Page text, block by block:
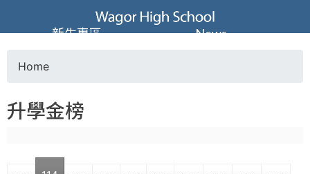
Jump to navigation
葳
格
高
o
Home
升學金榜
新生專區 News